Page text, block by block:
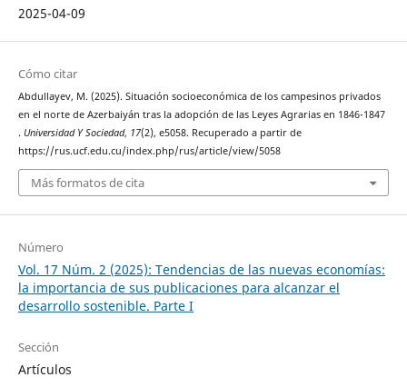
2025-04-09
Cómo citar
Abdullayev, M. (2025). Situación socioeconómica de los campesinos privados
en el norte de Azerbaiyán tras la adopción de las Leyes Agrarias en 1846-1847
. Universidad Y Sociedad, 17(2), e5058. Recuperado a partir de
https://rus.ucf.edu.cu/index.php/rus/article/view/5058
Más formatos de cita
Número
Vol. 17 Núm. 2 (2025): Tendencias de las nuevas economías:
la importancia de sus publicaciones para alcanzar el
desarrollo sostenible. Parte I
Sección
Artículos